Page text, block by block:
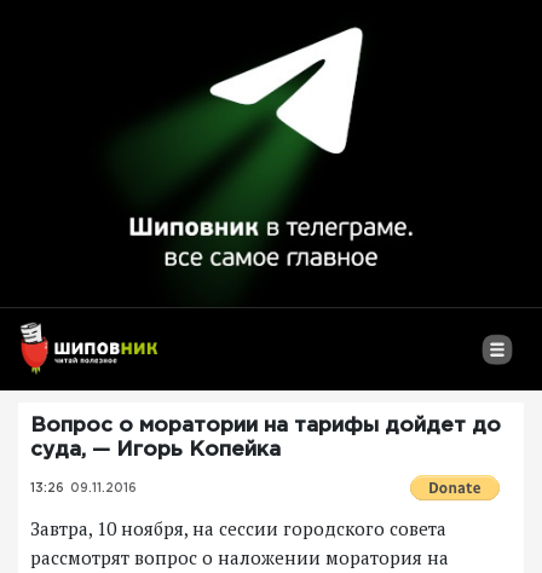
Вопрос о моратории на тарифы дойдет до
суда, — Игорь Копейка
13:26 09.11.2016
Завтра, 10 ноября, на сессии городского совета
рассмотрят вопрос о наложении моратория на